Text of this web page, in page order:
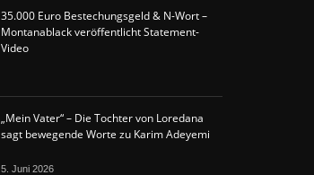
35.000 Euro Bestechungsgeld & N-Wort –
Montanablack veröffentlicht Statement-
Video
„Mein Vater“ – Die Tochter von Loredana
sagt bewegende Worte zu Karim Adeyemi
5. Juni 2026